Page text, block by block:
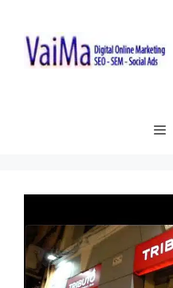
contenido